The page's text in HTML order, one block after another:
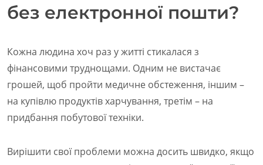
без електронної пошти?
Кожна людина хоч раз у житті стикалася з
фінансовими труднощами. Одним не вистачає
грошей, щоб пройти медичне обстеження, іншим –
на купівлю продуктів харчування, третім – на
придбання побутової техніки.
Вирішити свої проблеми можна досить швидко, якщо